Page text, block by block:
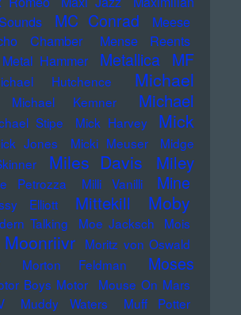
MC Conrad
Meese
Chamber
Mense Reents
Metal Hammer Metallica MF
Hutchence
Michael
Michael Kemner
Michael
Stipe Mick Harvey
Mick
Jones Micki Meuser
Midge
Miles Davis
Miley
Petrozza Milli Vanilli Mine
Elliott Mittekill Moby
Talking Moe Jacksch
Mois
Moonriivr Moritz von Oswald
Morton Feldman
Moses
Boys Motor
Mouse On Mars
Muddy Waters
Muff Potter